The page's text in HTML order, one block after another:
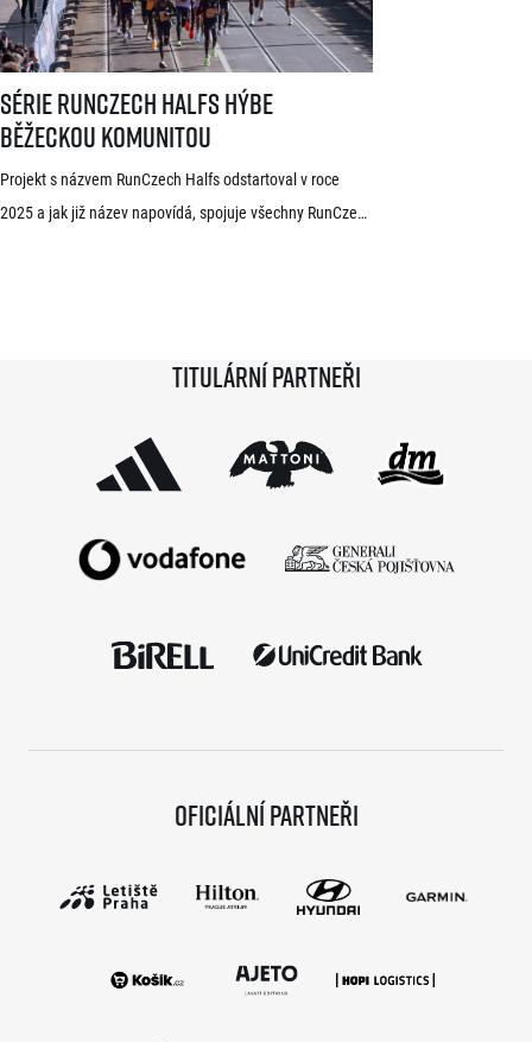
Série RunCzech Halfs hýbe
běžeckou komunitou
Projekt s názvem RunCzech Halfs odstartoval v roce
2025 a jak již název napovídá, spojuje všechny RunCzech
sezónu a od startu tak uběhlo teprve 18 měsíců,
Série RunCzech Halfs hýbe běžeckou komunitou
Titulární partneři
Oficiální partneři